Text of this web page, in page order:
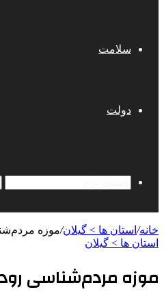
سلامت
دولت
خانه/ استان ها > گیلان/موزه
استان ها > گیلان
موزه مردم‌شناسی